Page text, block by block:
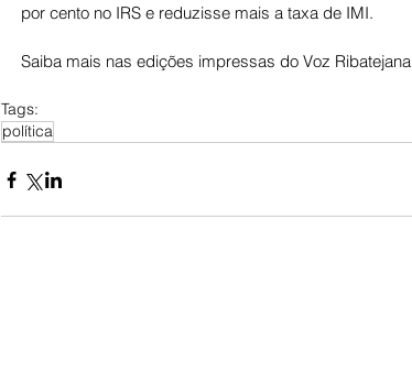
por cento no IRS e reduzisse mais a taxa de IMI.
Saiba mais nas edições impressas do Voz Ribatejana
Tags:
política